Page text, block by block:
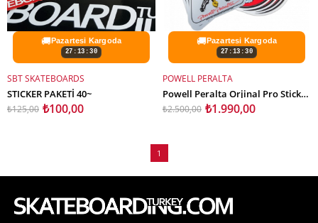
🚚Pazartesi Kargoda
27:13:30
SEPETE EKLE
SBT SKATEBOARDS
STICKER PAKETİ 40~
₺100,00
₺125,00
🚚Pazartesi Kargoda
27:13:30
SEPETE EKLE
POWELL PERALTA
Powell Peralta Orjinal Pro Stickers
₺1.990,00
₺2.500,00
1